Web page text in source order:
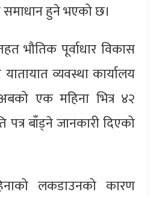
हुने भएको छ।
भौतिक पूर्वाधार विकास
व्यवस्था कार्यालय
एक महिना भित्र ४२
बाँड्ने जानकारी दिएको
लकडाउनको कारण